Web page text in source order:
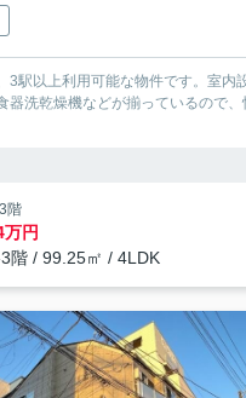
3駅以上利用可能な物件です。室内
器洗乾燥機などが揃っているので、
階
万円
階 / 99.25㎡ / 4LDK